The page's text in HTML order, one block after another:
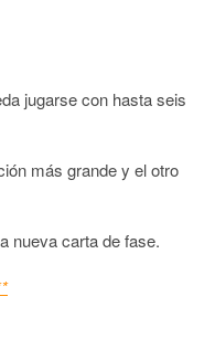
jugarse con hasta seis
más grande y el otro
nueva carta de fase.